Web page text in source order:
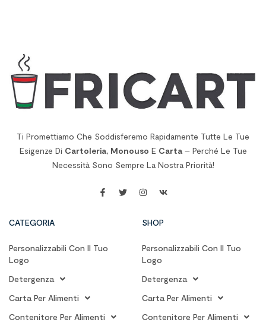
Ti Promettiamo Che Soddisferemo Rapidamente Tutte Le Tue
Esigenze Di Cartoleria, Monouso E Carta– Perché Le Tue
Necessità Sono Sempre La Nostra Priorità!
CATEGORIA
Personalizzabili Con Il Tuo
Logo
Detergenza
Carta Per Alimenti
Contenitore Per Alimenti
SHOP
Personalizzabili Con Il Tuo
Logo
Detergenza
Carta Per Alimenti
Contenitore Per Alimenti